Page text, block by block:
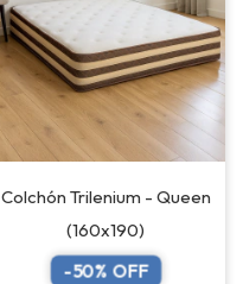
Colchón Trilenium - Queen
(160x190)
-50% OFF